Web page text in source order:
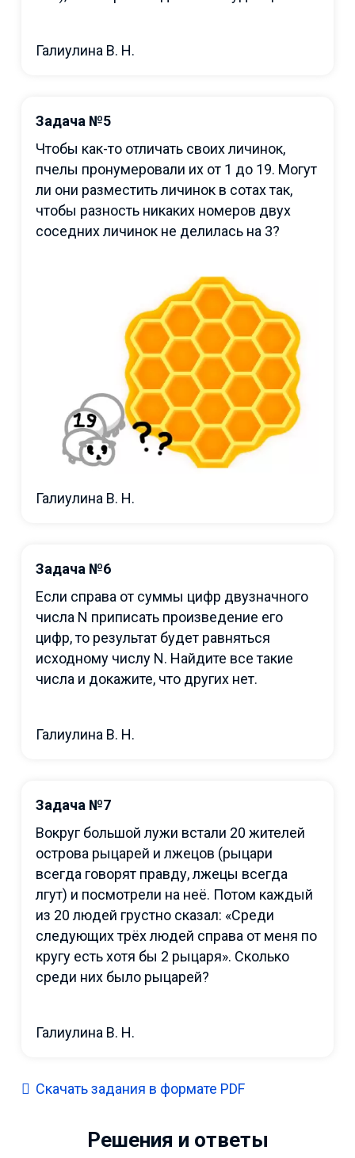
Галиулина В. Н.
Задача №5
Чтобы как-то отличать своих личинок,
пчелы пронумеровали их от 1 до 19. Могут
ли они разместить личинок в сотах так,
чтобы разность никаких номеров двух
соседних личинок не делилась на 3?
Галиулина В. Н.
Задача №6
Если справа от суммы цифр двузначного
числа N приписать произведение его
цифр, то результат будет равняться
исходному числу N. Найдите все такие
числа и докажите, что других нет.
Галиулина В. Н.
Задача №7
Вокруг большой лужи встали 20 жителей
острова рыцарей и лжецов (рыцари
всегда говорят правду, лжецы всегда
лгут) и посмотрели на неё. Потом каждый
из 20 людей грустно сказал: «Среди
следующих трёх людей справа от меня по
кругу есть хотя бы 2 рыцаря». Сколько
среди них было рыцарей?
Галиулина В. Н.
Скачать задания в формате PDF
Решения и ответы